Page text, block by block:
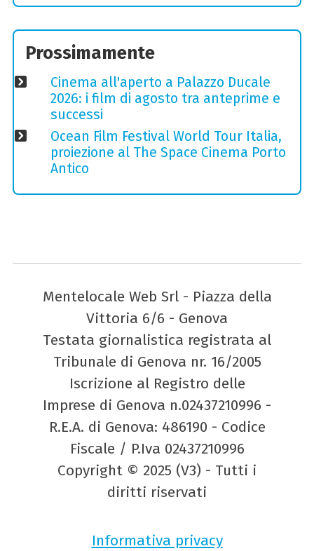
Prossimamente
Cinema all'aperto a Palazzo Ducale
2026: i film di agosto tra anteprime e
successi
Ocean Film Festival World Tour Italia,
proiezione al The Space Cinema Porto
Antico
Mentelocale Web Srl - Piazza della
Vittoria 6/6 - Genova
Testata giornalistica registrata al
Tribunale di Genova nr. 16/2005
Iscrizione al Registro delle
Imprese di Genova n.02437210996 -
R.E.A. di Genova: 486190 - Codice
Fiscale / P.Iva 02437210996
Copyright © 2025 (V3) - Tutti i
diritti riservati
Informativa privacy